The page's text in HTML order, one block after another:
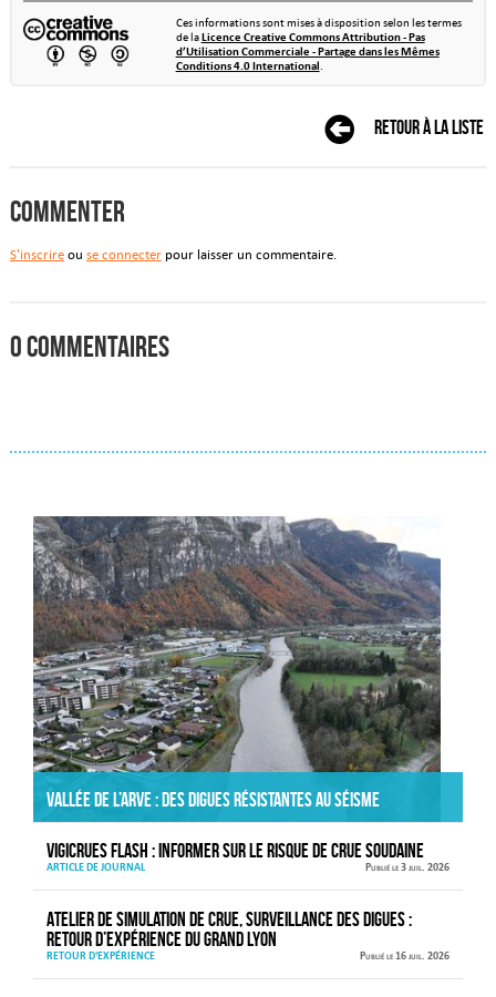
Ces informations sont mises à disposition selon les termes
de laLicence Creative Commons Attribution - Pas
d’Utilisation Commerciale - Partage dans les Mêmes
Conditions 4.0 International.
Retour à la liste
Commenter
S'inscrireou se connecterpour laisser un commentaire.
0 commentaires
Vallée de l’Arve : des digues résistantes au séisme
VIGICRUES FLASH : informer sur le risque de crue soudaine
ARTICLE DE JOURNAL Publié le 3 juil. 2026
Atelier de simulation de crue, surveillance des digues :
retour d’expérience du Grand Lyon
RETOUR D'EXPÉRIENCE Publié le 16 juil. 2026